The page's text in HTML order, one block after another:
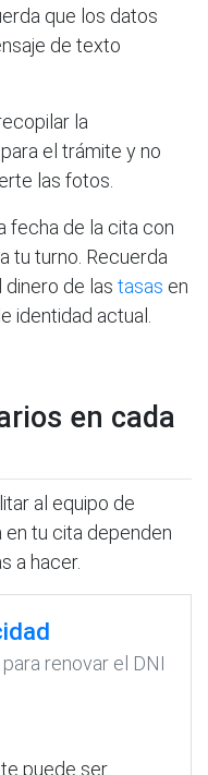
que los datos
de texto
la
el trámite y no
las fotos.
fecha de la cita con
tu turno. Recuerda
dinero de las tasas en
identidad actual.
en cada
al equipo de
en tu cita dependen
a hacer.
renovar el DNI
te puede ser